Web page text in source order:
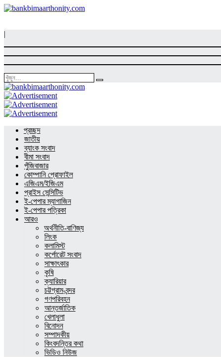
|
প্রচ্ছদ
জাতীয়
ব্যাংক সংবাদ
বীমা সংবাদ
পুঁজিবাজার
কোম্পানি প্রোফাইল
এজিএম/ইজিএম
প্রাইস সেন্সিটিভ
ই-পেপার ম্যাগাজিন
ই-পেপার পত্রিকা
আরও
অর্থনীতি-বাণিজ্য
লিংক
কলামিস্ট
কর্পোরেট সংবাদ
সাক্ষাৎকার
কৃষি
ক্যারিয়ার
চট্টগ্রাম-বন্দর
গণপরিবহন
আন্তর্জাতিক
খেলাধুলা
বিনোদন
সম্পাদকীয়
কিংবদন্তির কথা
ভিডিও নিউজ